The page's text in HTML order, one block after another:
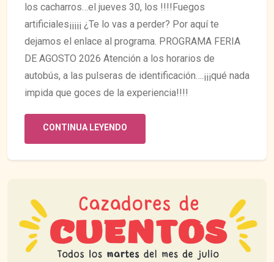
los cacharros…el jueves 30, los !!!!Fuegos
artificiales¡¡¡¡¡ ¿Te lo vas a perder? Por aquí te
dejamos el enlace al programa. PROGRAMA FERIA
DE AGOSTO 2026 Atención a los horarios de
autobús, a las pulseras de identificación….¡¡¡qué nada
impida que goces de la experiencia!!!!
CONTINUA LEYENDO